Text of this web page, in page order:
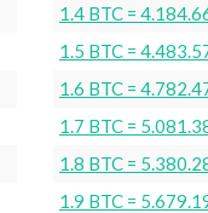
1.4 BTC =
1.5 BTC =
1.6 BTC =
1.7 BTC =
1.8 BTC =
1.9 BTC =